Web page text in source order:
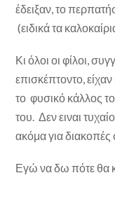
έδειξαν, το
(ειδικά τα
Κι όλοι οι φίλοι,
επισκέπτοντο,
το φυσικό κάλλος
του. Δεν ειναι
ακόμα για
Εγώ να δω πότε θα